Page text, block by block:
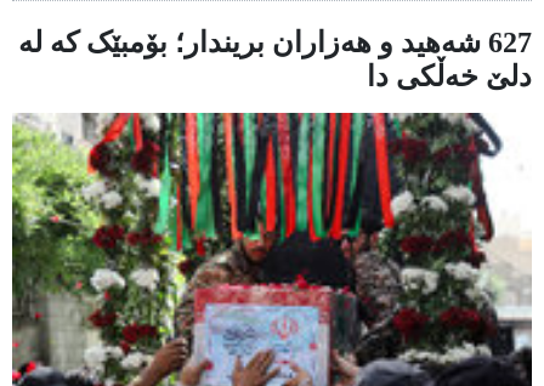
627 شەهید و هەزاران بریندار؛ بۆمبێک کە لە
دلێ خەڵکی دا